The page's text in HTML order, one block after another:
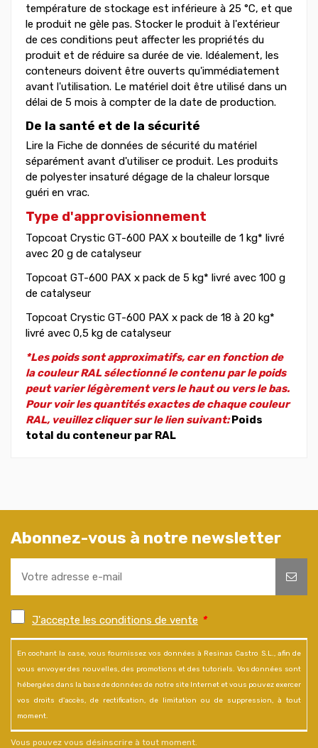
température de stockage est inférieure à 25 °C, et que
le produit ne gèle pas. Stocker le produit à l'extérieur
de ces conditions peut affecter les propriétés du
produit et de réduire sa durée de vie. Idéalement, les
conteneurs doivent être ouverts qu'immédiatement
avant l'utilisation. Le matériel doit être utilisé dans un
délai de 5 mois à compter de la date de production.
De la santé et de la sécurité
Lire la Fiche de données de sécurité du matériel
séparément avant d'utiliser ce produit. Les produits
de polyester insaturé dégage de la chaleur lorsque
guéri en vrac.
Type d'approvisionnement
Topcoat Crystic GT-600 PAX x bouteille de 1 kg* livré
avec 20 g de catalyseur
Topcoat GT-600 PAX x pack de 5 kg* livré avec 100 g
de catalyseur
Topcoat Crystic GT-600 PAX x pack de 18 à 20 kg*
livré avec 0,5 kg de catalyseur
*Les poids sont approximatifs, car en fonction de
la couleur RAL sélectionné le contenu par le poids
peut varier légèrement vers le haut ou vers le bas.
Pour voir les quantités exactes de chaque couleur
RAL, veuillez cliquer sur le lien suivant:Poids
total du conteneur par RAL
Abonnez-vous à notre newsletter
J'accepte les conditions de vente *
En cochant la case, vous fournissez vos données à Resinas Castro S.L., afin de
vous envoyer des nouvelles, des promotions et des tutoriels. Vos données sont
hébergées dans la base de données de notre site Internet et vous pouvez exercer
vos droits d'accès, de rectification, de limitation ou de suppression, à tout
moment.
Vous pouvez vous désinscrire à tout moment.